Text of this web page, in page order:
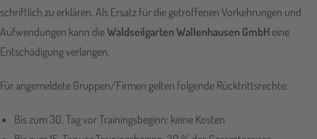
schriftlich zu erklären. Als Ersatz für die getroffenen Vorkehrungen und
Aufwendungen kann dieWaldseilgarten Wallenhausen GmbH eine
Entschädigung verlangen.
Für angemeldete Gruppen/Firmen gelten folgende Rücktrittsrechte:
Bis zum 30. Tag vor Trainingsbeginn: keine Kosten